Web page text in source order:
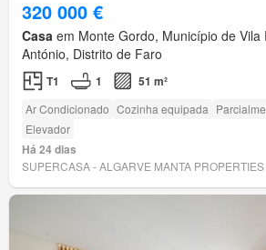
320 000 €
Casa em Monte Gordo, Município de Vila
António, Distrito de Faro
T1 1 51 m²
Ar Condicionado Cozinha equipada
Elevador
Há 24 dias